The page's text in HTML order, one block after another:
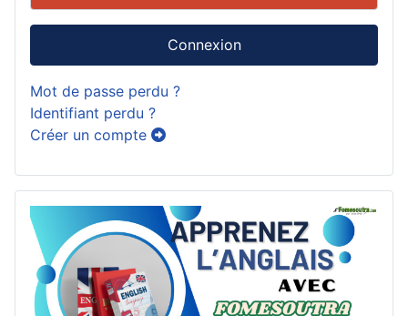
Connexion
Mot de passe perdu ?
Identifiant perdu ?
Créer un compte